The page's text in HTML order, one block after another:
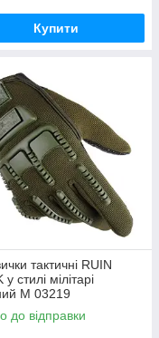
Купити
тактичні RUIN
у стилі мілітарі
М 03219
до відправки